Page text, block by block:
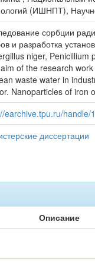
(ИШНПТ),
сорбции
и разработка
niger, Penicillium
of the research
waste water in
Nanoparticles of iron
earchive.tpu.ru/handle/
диссертации
Описание